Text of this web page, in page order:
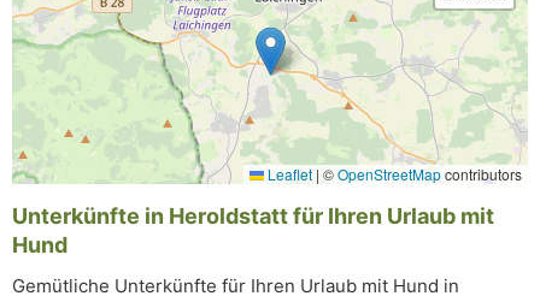
Leaflet | ©OpenStreetMapcontributors
Unterkünfte in Heroldstatt für Ihren Urlaub mit
Hund
Gemütliche Unterkünfte für Ihren Urlaub mit Hund in